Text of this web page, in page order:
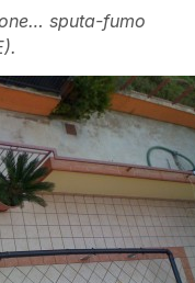
sputa-fumo